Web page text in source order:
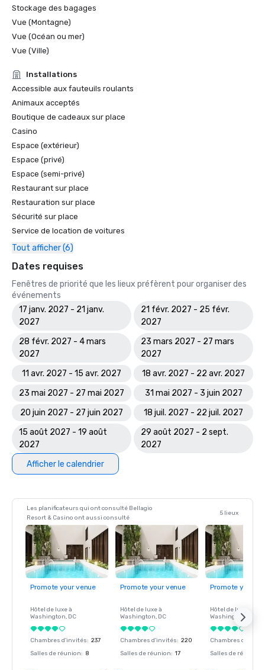
Stockage des bagages
Vue (Montagne)
Vue (Océan ou mer)
Vue (Ville)
Installations
Accessible aux fauteuils roulants
Animaux acceptés
Boutique de cadeaux sur place
Casino
Espace (extérieur)
Espace (privé)
Espace (semi-privé)
Restaurant sur place
Restauration sur place
Sécurité sur place
Service de location de voitures
Tout afficher (6)
Dates requises
Fenêtres de priorité que les lieux préfèrent pour organiser des
événements
17 janv. 2027 - 21 janv.
2027
21 févr. 2027 - 25 févr.
2027
28 févr. 2027 - 4 mars
2027
23 mars 2027 - 27 mars
2027
11 avr. 2027 - 15 avr. 2027
18 avr. 2027 - 22 avr. 2027
23 mai 2027 - 27 mai 2027
31 mai 2027 - 3 juin 2027
20 juin 2027 - 27 juin 2027
18 juil. 2027 - 22 juil. 2027
15 août 2027 - 19 août
2027
29 août 2027 - 2 sept.
2027
Afficher le calendrier
Les planificateurs qui ont consulté Bellagio
Resort & Casino ont aussi consulté
5 lieux
Promote your venue
Hôtel de luxe à
Washington, DC
Chambres d'invités: 237
Salles de réunion: 8
Promote your venue
Hôtel de luxe à
Washington, DC
Chambres d'invités: 220
Salles de réunion: 17
Promote your
Hôtel de luxe à
Washington
Chambres
Salles de réunion